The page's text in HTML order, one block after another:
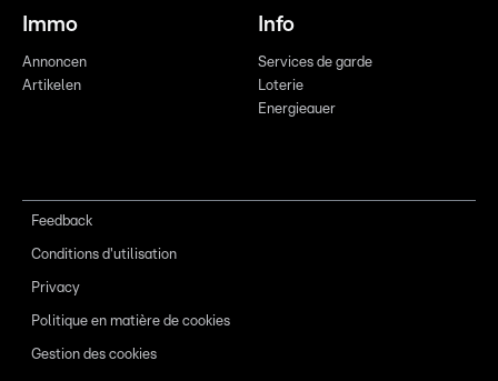
Immo
Annoncen
Artikelen
Info
Services de garde
Loterie
Energieauer
Feedback
Conditions d'utilisation
Privacy
Politique en matière de cookies
Gestion des cookies